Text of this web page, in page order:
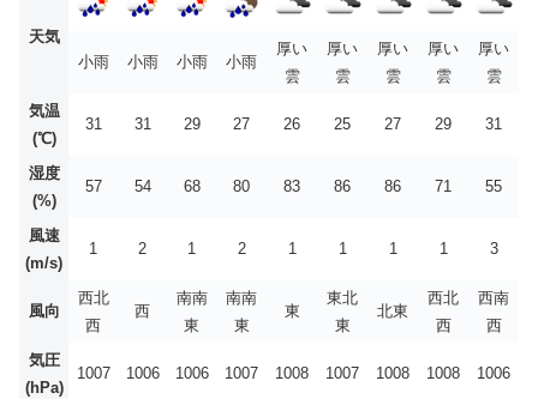
天気
小雨
小雨 小雨 小雨
厚い
雲
厚い
雲
厚い
雲
厚い
雲
厚い
雲
気温
(℃)
31 31 29 27 26 25 27 29 31
湿度
(%)
57 54 68 80 83 86 86 71 55
風速
(m/s)
1 2 1 2 1 1 1 1 3
風向
西北
西
西
南南
東
南南
東
東
東北
東
北東
西北
西
西南
西
気圧
(hPa)
1007 1006 1006 1007 1008 1007 1008 1008 1006